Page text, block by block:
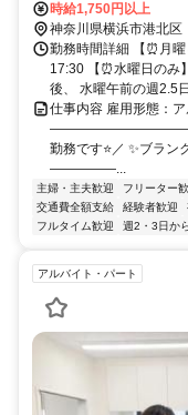
時給1,750円以上
神奈川県横浜市港北区
勤務時間詳細 【⏰月
17:30 【⏰水曜日のみ
後、 水曜午前の週2.5
仕事内容 雇用形態：
勤務です⭐／ ✨ブラン
―――――...
主婦・主夫歓迎 フリーター
交通費全額支給
経験者歓迎
フルタイム歓迎
週2・3日か
アルバイト・パート